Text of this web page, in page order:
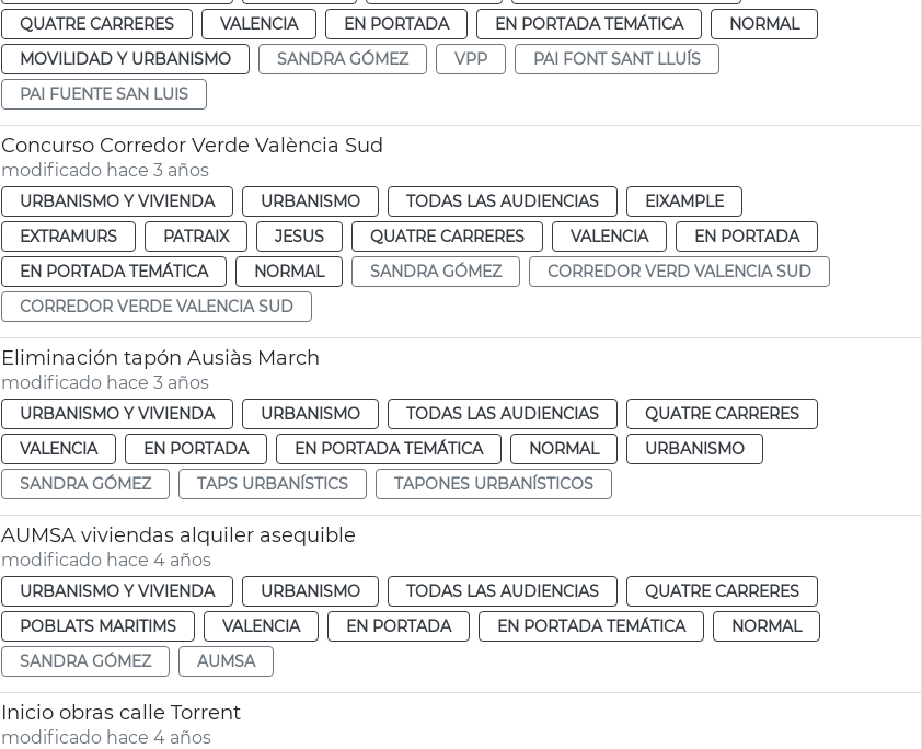
QUATRE CARRERES
VALENCIA EN PORTADA EN PORTADA TEMÁTICA
NORMAL
MOVILIDAD Y URBANISMO
SANDRA GÓMEZ VPP
PAI FONT SANT LLUÍS
PAI FUENTE SAN LUIS
Concurso Corredor Verde València Sud
modificado hace 3 años
URBANISMO Y VIVIENDA URBANISMO TODAS LAS AUDIENCIAS
EIXAMPLE
EXTRAMURS
PATRAIX JESUS QUATRE CARRERES VALENCIA
EN PORTADA
EN PORTADA TEMÁTICA
NORMAL SANDRA GÓMEZ
CORREDOR VERD VALENCIA SUD
CORREDOR VERDE VALENCIA SUD
Eliminación tapón Ausiàs March
modificado hace 3 años
URBANISMO Y VIVIENDA URBANISMO TODAS LAS AUDIENCIAS
QUATRE CARRERES
VALENCIA
EN PORTADA EN PORTADA TEMÁTICA NORMAL
URBANISMO
SANDRA GÓMEZ
TAPS URBANÍSTICS TAPONES URBANÍSTICOS
AUMSA viviendas alquiler asequible
modificado hace 4 años
URBANISMO Y VIVIENDA URBANISMO TODAS LAS AUDIENCIAS
QUATRE CARRERES
POBLATS MARITIMS
VALENCIA EN PORTADA EN PORTADA TEMÁTICA
NORMAL
SANDRA GÓMEZ
AUMSA
Inicio obras calle Torrent
modificado hace 4 años